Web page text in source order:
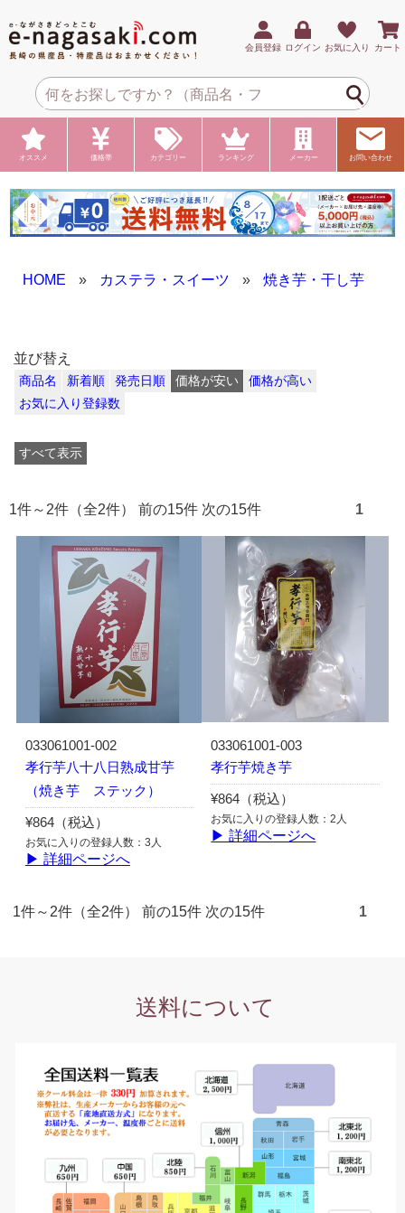
会員登録 ログイン お気に入り カート
オススメ 価格帯 カテゴリー ランキング メーカー お問い合わせ
HOME » カステラ・スイーツ » 焼き芋・干し芋
並び替え
商品名 新着順 発売日順 価格が安い
価格が高い
お気に入り登録数
すべて表示
1件～2件（全2件） 前の15件 次の15件 1
033061001-002
孝行芋八十八日熟成甘芋
（焼き芋 ステック）
¥864（税込）
お気に入りの登録人数：3人
▶ 詳細ページへ
033061001-003
孝行芋焼き芋
¥864（税込）
お気に入りの登録人数：2人
▶ 詳細ページへ
1件～2件（全2件） 前の15件 次の15件 1
送料について